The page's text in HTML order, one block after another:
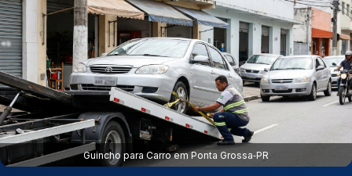
Guincho para Carro em Ponta Grossa‑PR